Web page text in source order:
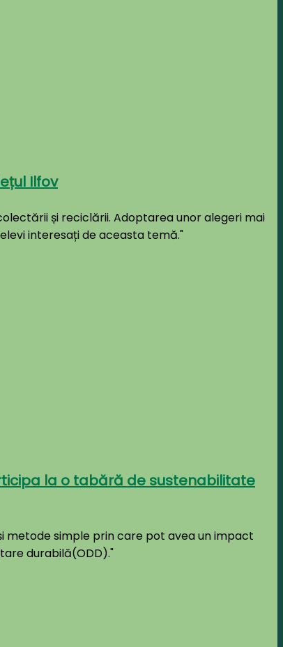
Ilfov
și reciclării. Adoptarea unor alegeri mai
interesați de aceasta temă."
la o tabără de sustenabilitate
metode simple prin care pot avea un impact
durabilă(ODD)."